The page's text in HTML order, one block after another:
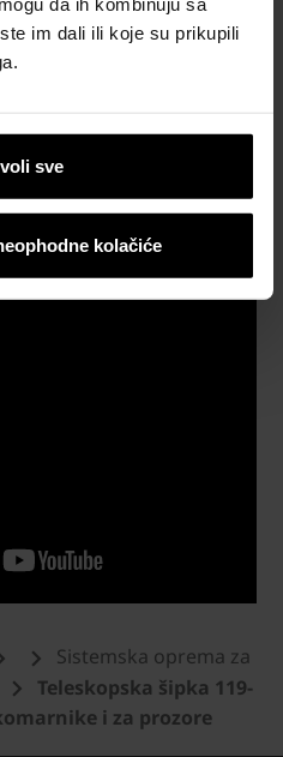
im dali ili koje su prikupili
sve
kolačiće
Sistemska oprema za
Teleskopska šipka 119-
i za prozore